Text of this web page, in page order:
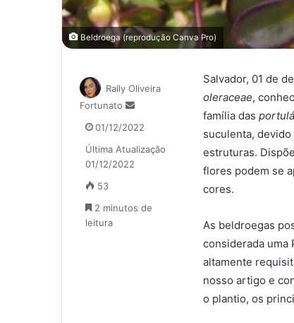
Beldroega (reprodução Canva Pro)
Salvador, 01 de
oleraceae,
família das
suculenta, devido
estruturas.
flores podem se
cores.
As beldroegas
considerada uma
altamente
nosso artigo e
o plantio, os
Raíly Oliveira
Fortunato
Mande
e-
mail
01/12/2022
Última Atualização
01/12/2022
53
2 minutos de
leitura